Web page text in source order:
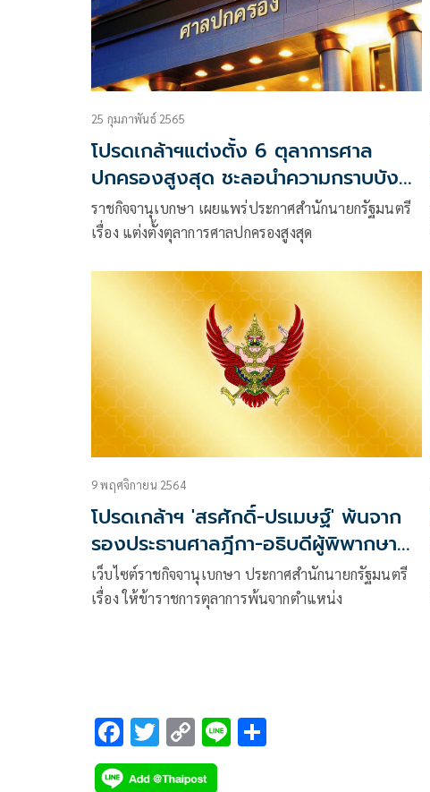
25 กุมภาพันธ์ 2565
โปรดเกล้าฯแต่งตั้ง 6 ตุลาการศาล
ปกครองสูงสุด ชะลอนำความกราบบัง
คมทูลฯ 1 ราย
ราชกิจจานุเบกษา เผยแพร่ประกาศสำนักนายกรัฐมนตรี
เรื่อง แต่งตั้งตุลาการศาลปกครองสูงสุด
9 พฤศจิกายน 2564
โปรดเกล้าฯ 'สรศักดิ์-ปรเมษฐ์' พ้นจาก
รองประธานศาลฎีกา-อธิบดีผู้พิพากษา
ศาลอาญาฯ
เว็บไซต์ราชกิจจานุเบกษา ประกาศสำนักนายกรัฐมนตรี
เรื่อง ให้ข้าราชการตุลาการพ้นจากตำแหน่ง
F
ac
T
wi
C
o
Li